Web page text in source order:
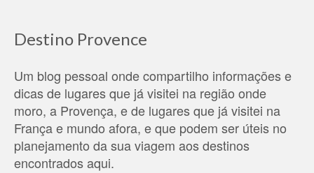
Destino Provence
Um blog pessoal onde compartilho informações e
dicas de lugares que já visitei na região onde
moro, a Provença, e de lugares que já visitei na
França e mundo afora, e que podem ser úteis no
planejamento da sua viagem aos destinos
encontrados aqui.